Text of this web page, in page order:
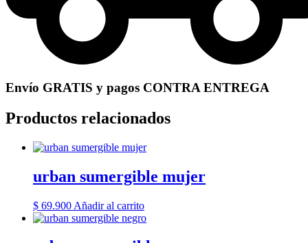
Envío GRATIS y pagos CONTRA ENTREGA
Productos relacionados
urban sumergible mujer
$ 69.900 Añadir al carrito